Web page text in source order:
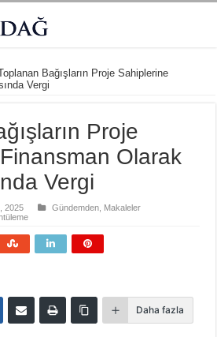
Bağışların Proje Sahiplerine
Vergi
Proje
Olarak
Vergi
2025 Gündemden Makaleler
Daha fazla